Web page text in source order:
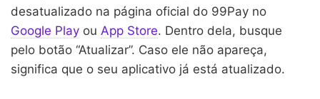
desatualizado na página oficial do 99Pay no
Google Play ou App Store. Dentro dela, busque
pelo botão “Atualizar”. Caso ele não apareça,
significa que o seu aplicativo já está atualizado.